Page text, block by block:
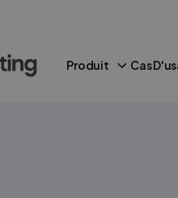
Produit Cas